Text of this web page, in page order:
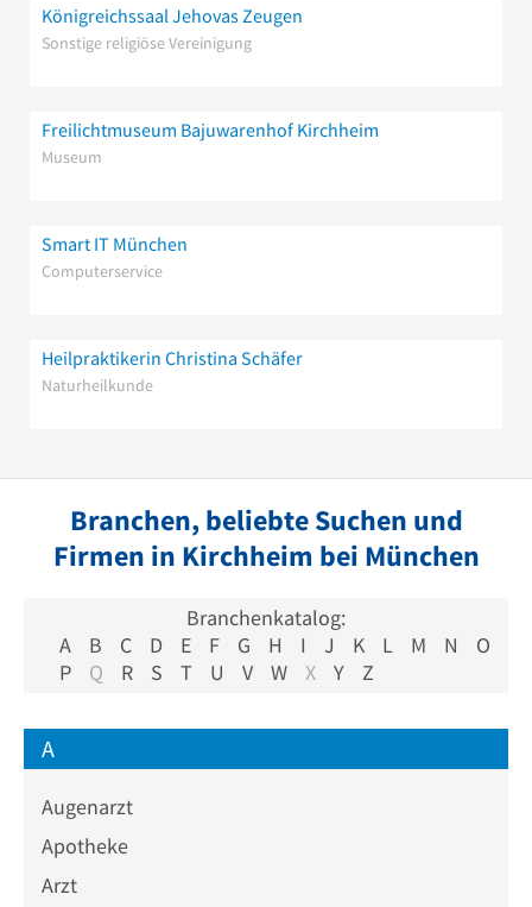
Königreichssaal Jehovas Zeugen
Sonstige religiöse Vereinigung
Freilichtmuseum Bajuwarenhof Kirchheim
Museum
Smart IT München
Computerservice
Heilpraktikerin Christina Schäfer
Naturheilkunde
Branchen, beliebte Suchen und
Firmen in Kirchheim bei München
Branchenkatalog:
A
B C D E F G H I J K L M N
O
P
Q R S T U V W X Y Z
A
Augenarzt
Apotheke
Arzt